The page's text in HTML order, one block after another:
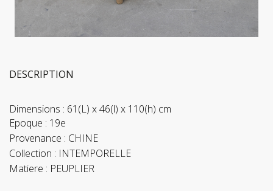
DESCRIPTION
Dimensions : 61(L) x 46(l) x 110(h) cm
Epoque : 19e
Provenance : CHINE
Collection : INTEMPORELLE
Matiere : PEUPLIER